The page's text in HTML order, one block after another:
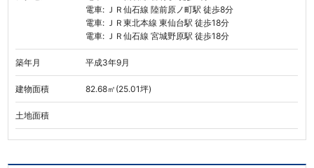
電車: ＪＲ仙石線 陸前原ノ町駅 徒歩8分
電車: ＪＲ東北本線 東仙台駅 徒歩18分
電車: ＪＲ仙石線 宮城野原駅 徒歩18分
築年月 平成3年9月
建物面積 82.68㎡(25.01坪)
土地面積